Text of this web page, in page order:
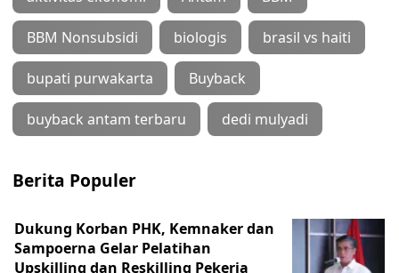
BBM Nonsubsidi biologis brasil vs haiti
bupati purwakarta Buyback
buyback antam terbaru dedi mulyadi
Berita Populer
Dukung Korban PHK, Kemnaker dan
Sampoerna Gelar Pelatihan
Upskilling dan Reskilling Pekerja